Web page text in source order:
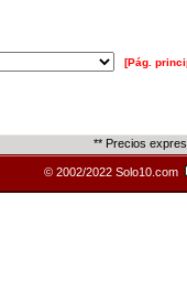
[Pág.
** Precios
© 2002/2022 Solo10.com